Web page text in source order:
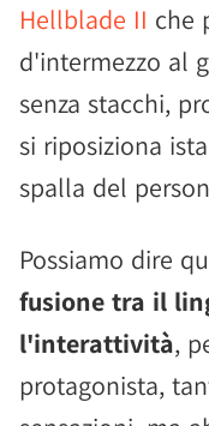
Hellblade II che
d'intermezzo al
senza stacchi,
si riposiziona
spalla del
Possiamo dire
fusione tra il
l'interattività,
protagonista,